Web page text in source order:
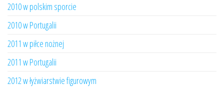
2010 w polskim sporcie
2010 w Portugalii
2011 w piłce nożnej
2011 w Portugalii
2012 w łyżwiarstwie figurowym